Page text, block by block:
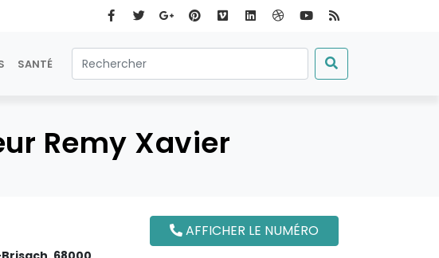
SANTÉ
Remy Xavier
AFFICHER LE NUMÉRO